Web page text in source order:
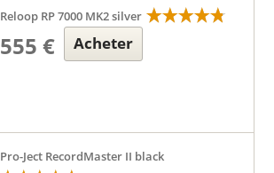
Reloop RP 7000 MK2 silver
555 € Acheter
Pro-Ject RecordMaster II black